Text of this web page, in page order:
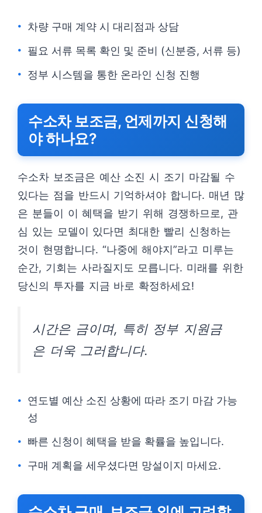
차량 구매 계약 시 대리점과 상담
필요 서류 목록 확인 및 준비 (신분증, 서류 등)
정부 시스템을 통한 온라인 신청 진행
수소차 보조금, 언제까지 신청해
야 하나요?
수소차 보조금은 예산 소진 시 조기 마감될 수
있다는 점을 반드시 기억하셔야 합니다. 매년 많
은 분들이 이 혜택을 받기 위해 경쟁하므로, 관
심 있는 모델이 있다면 최대한 빨리 신청하는
것이 현명합니다. “나중에 해야지”라고 미루는
순간, 기회는 사라질지도 모릅니다. 미래를 위한
당신의 투자를 지금 바로 확정하세요!
시간은 금이며, 특히 정부 지원금
은 더욱 그러합니다.
연도별 예산 소진 상황에 따라 조기 마감 가능
성
빠른 신청이 혜택을 받을 확률을 높입니다.
구매 계획을 세우셨다면 망설이지 마세요.